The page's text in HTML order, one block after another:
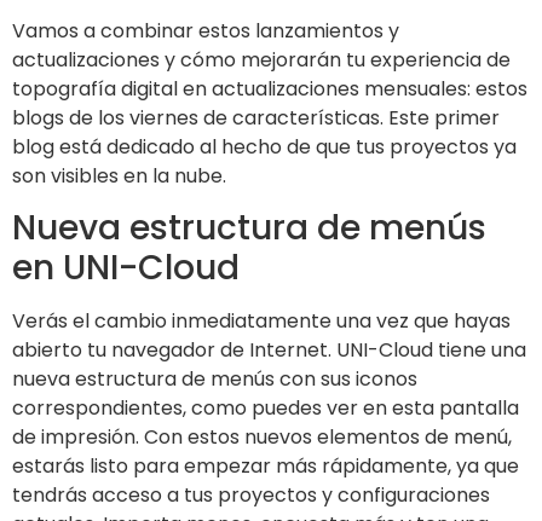
Vamos a combinar estos lanzamientos y
actualizaciones y cómo mejorarán tu experiencia de
topografía digital en actualizaciones mensuales: estos
blogs de los viernes de características. Este primer
blog está dedicado al hecho de que tus proyectos ya
son visibles en la nube.
Nueva estructura de menús
en UNI-Cloud
Verás el cambio inmediatamente una vez que hayas
abierto tu navegador de Internet. UNI-Cloud tiene una
nueva estructura de menús con sus iconos
correspondientes, como puedes ver en esta pantalla
de impresión. Con estos nuevos elementos de menú,
estarás listo para empezar más rápidamente, ya que
tendrás acceso a tus proyectos y configuraciones